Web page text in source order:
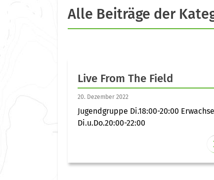
Alle Beiträge der
Live From The Field
20. Dezember 2022
Jugendgruppe Di.18:00-20:00
Di.u.Do.20:00-22:00